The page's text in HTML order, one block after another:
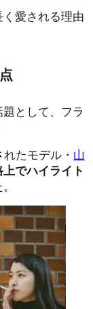
愛される理由
として、フラ
たモデル・ 山
上でハイライト